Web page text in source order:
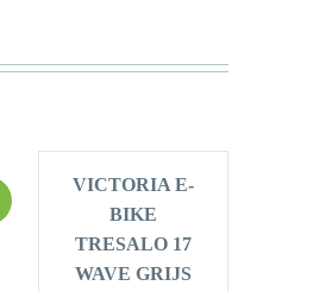
VICTORIA E-
BIKE
TRESALO 17
WAVE GRIJS